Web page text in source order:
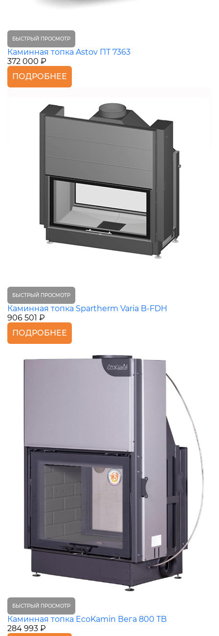
БЫСТРЫЙ ПРОСМОТР
Каминная топка Astov ПТ 7363
372 000 ₽
ПОДРОБНЕЕ
БЫСТРЫЙ ПРОСМОТР
Каминная топка Spartherm Varia B-FDH
906 501 ₽
ПОДРОБНЕЕ
БЫСТРЫЙ ПРОСМОТР
Каминная топка EcoKamin Вега 800 TB
284 993 ₽